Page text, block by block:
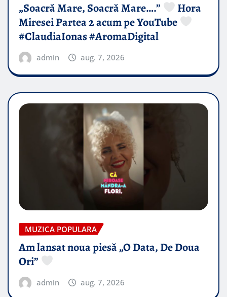
„Soacră Mare, Soacră Mare….”
Hora
Miresei Partea 2 acum pe YouTube
#ClaudiaIonas #AromaDigital
admin aug. 7, 2026
MUZICA POPULARA
Am lansat noua piesă „O Data, De Doua
Ori”
admin aug. 7, 2026